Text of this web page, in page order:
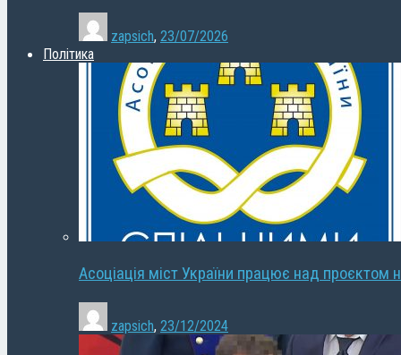
zapsich, 23/07/2026
Політика
Асоціація міст України працює над проєктом
zapsich, 23/12/2024